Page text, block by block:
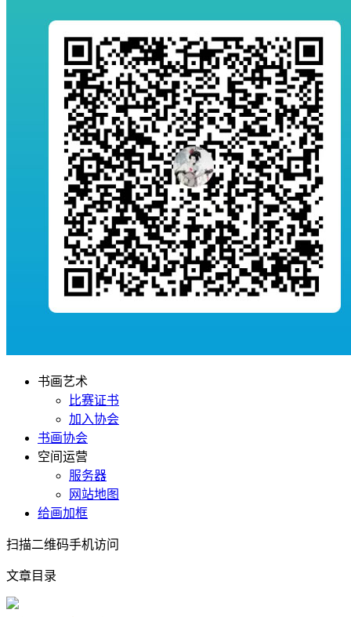
书画艺术
比赛证书
加入协会
书画协会
空间运营
服务器
网站地图
给画加框
扫描二维码手机访问
文章目录